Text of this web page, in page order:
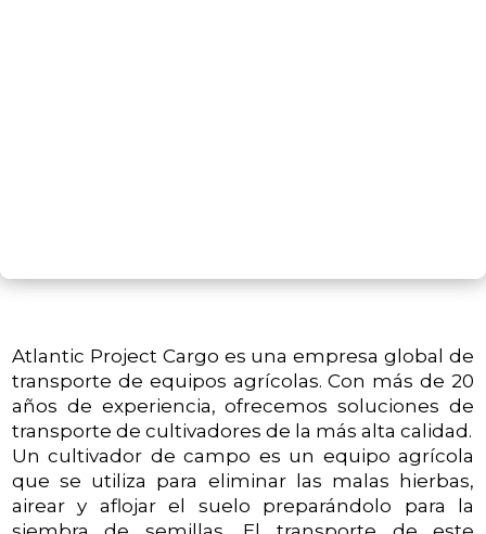
Atlantic Project Cargo es una empresa global de
transporte de equipos agrícolas. Con más de 20
años de experiencia, ofrecemos soluciones de
transporte de cultivadores de la más alta calidad.
Un cultivador de campo es un equipo agrícola
que se utiliza para eliminar las malas hierbas,
airear y aflojar el suelo preparándolo para la